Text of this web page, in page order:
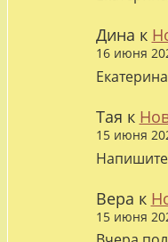
Дина к
16 июня
Тая к
15 июня
Вера к
15 июня